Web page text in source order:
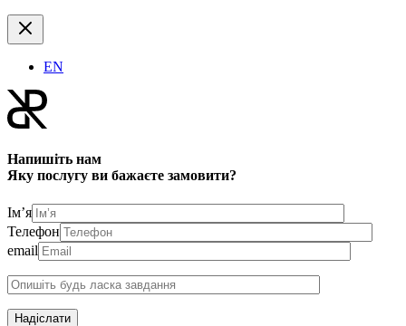
EN
Напишіть нам
Яку послугу ви бажаєте замовити?
Ім’я
Телефон
email
Надіслати